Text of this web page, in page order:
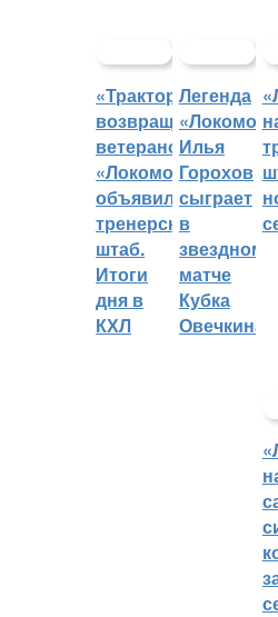
«Трактор»
возвращает
ветеранов,
«Локомотив»
объявил
тренерский
штаб.
Итоги
дня в
КХЛ
Легенда
Илья
Горохов
сыграет
в
звездном
матче
Кубка
Овечкина